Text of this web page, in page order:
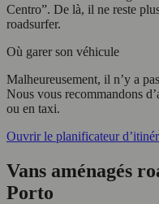
Centro”. De là, il ne reste
roadsurfer.
Où garer son véhicule
Malheureusement, il n’y a
Nous vous recommandons
ou en taxi.
Ouvrir le planificateur
Vans aménagés
Porto